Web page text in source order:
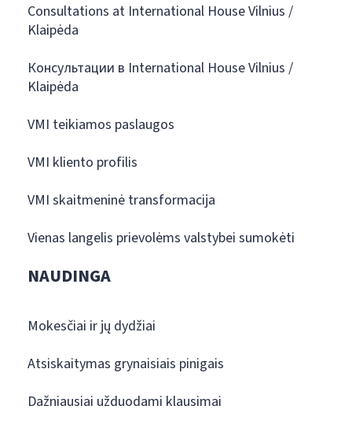
Consultations at International House Vilnius /
Klaipėda
Консультации в International House Vilnius /
Klaipėda
VMI teikiamos paslaugos
VMI kliento profilis
VMI skaitmeninė transformacija
Vienas langelis prievolėms valstybei sumokėti
NAUDINGA
Mokesčiai ir jų dydžiai
Atsiskaitymas grynaisiais pinigais
Dažniausiai užduodami klausimai